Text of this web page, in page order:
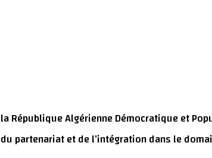
République Algérienne Démocratique et
partenariat et de l’intégration dans le